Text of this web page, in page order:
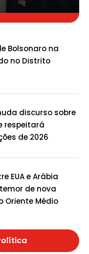
Bolsonaro na
no Distrito
discurso sobre
respeitará
de 2026
EUA e Arábia
de nova
Oriente Médio